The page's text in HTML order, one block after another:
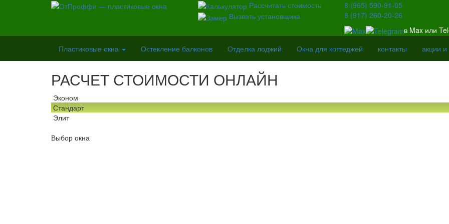
Рассчитать стоимость
Вызвать установщика
8 (965) 590-91-05
8 (917) 260-20-26
в Max или
Пластиковые окна
Остекление балконов Отделка лоджий Окна для коттеджей контакты акции и
РАСЧЕТ СТОИМОСТИ ОНЛАЙН
Эконом
Стандарт
Элит
Выбор окна